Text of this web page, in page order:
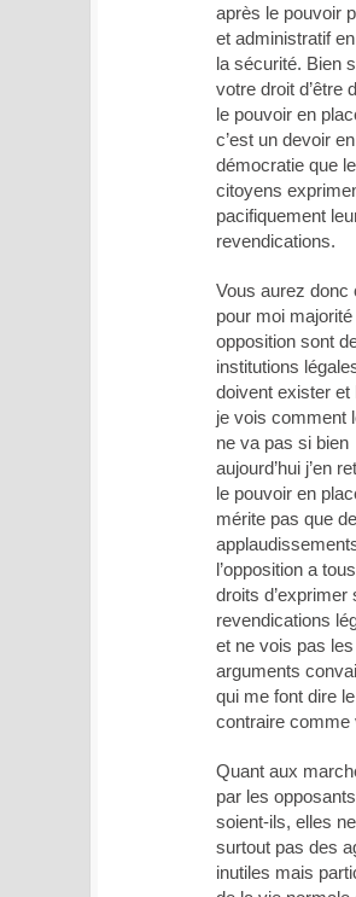
après le pouvoir
et administratif
la sécurité. Bien
votre droit d’être
le pouvoir en
c’est un devoir en
démocratie que
citoyens
pacifiquement
revendications.
Vous aurez donc
pour moi majorité
opposition sont
institutions
doivent exister et
je vois comment
ne va pas si bien
aujourd’hui j’en
le pouvoir en
mérite pas que
l’opposition a
droits d’exprimer
revendications
et ne vois pas les
arguments
qui me font dire le
contraire comme
Quant aux
par les
soient-ils, elles
surtout pas des
inutiles mais